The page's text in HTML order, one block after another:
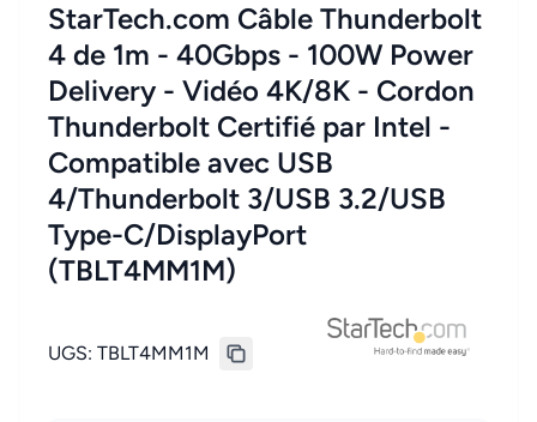
StarTech.com Câble Thunderbolt
4 de 1m - 40Gbps - 100W Power
Delivery - Vidéo 4K/8K - Cordon
Thunderbolt Certifié par Intel -
Compatible avec USB
4/Thunderbolt 3/USB 3.2/USB
Type-C/DisplayPort
(TBLT4MM1M)
UGS: TBLT4MM1M